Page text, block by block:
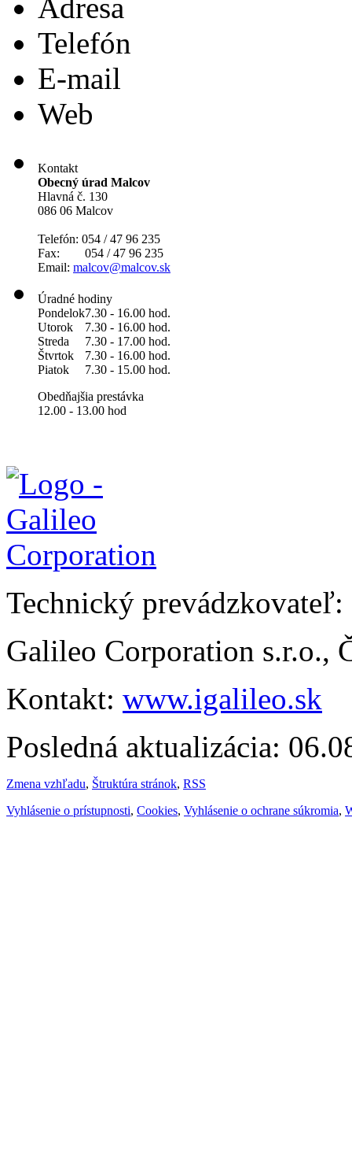
Adresa
Telefón
E-mail
Web
Kontakt
Obecný úrad Malcov
Hlavná č. 130
086 06 Malcov
Telefón: 054 / 47 96 235
Fax: 054 / 47 96 235
Email: malcov@malcov.sk
Úradné hodiny
Pondelok7.30 - 16.00 hod.
Utorok
7.30 - 16.00 hod.
Streda
7.30 - 17.00 hod.
Štvrtok
7.30 - 16.00 hod.
Piatok
7.30 - 15.00 hod.
Obedňajšia prestávka
12.00 - 13.00 hod
Technický prevádzkovateľ:
Galileo Corporation s.r.o.,
Kontakt: www.igalileo.sk
Posledná aktualizácia:
Zmena vzhľadu, Štruktúra stránok, RSS
Vyhlásenie o prístupnosti, Cookies, Vyhlásenie o ochrane súkromia,